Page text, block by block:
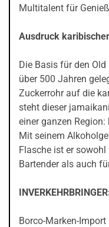
Multitalent für
Ausdruck
Die Basis für den
über 500 Jahren
Zuckerrohr auf die
steht dieser
einer ganzen
Mit seinem
Flasche ist er
Bartender als auch
Borco-Marken-